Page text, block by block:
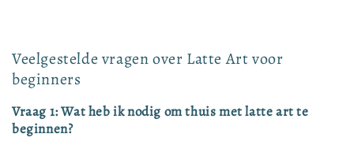
Veelgestelde vragen over Latte Art voor
beginners
Vraag 1: Wat heb ik nodig om thuis met latte art te
beginnen?